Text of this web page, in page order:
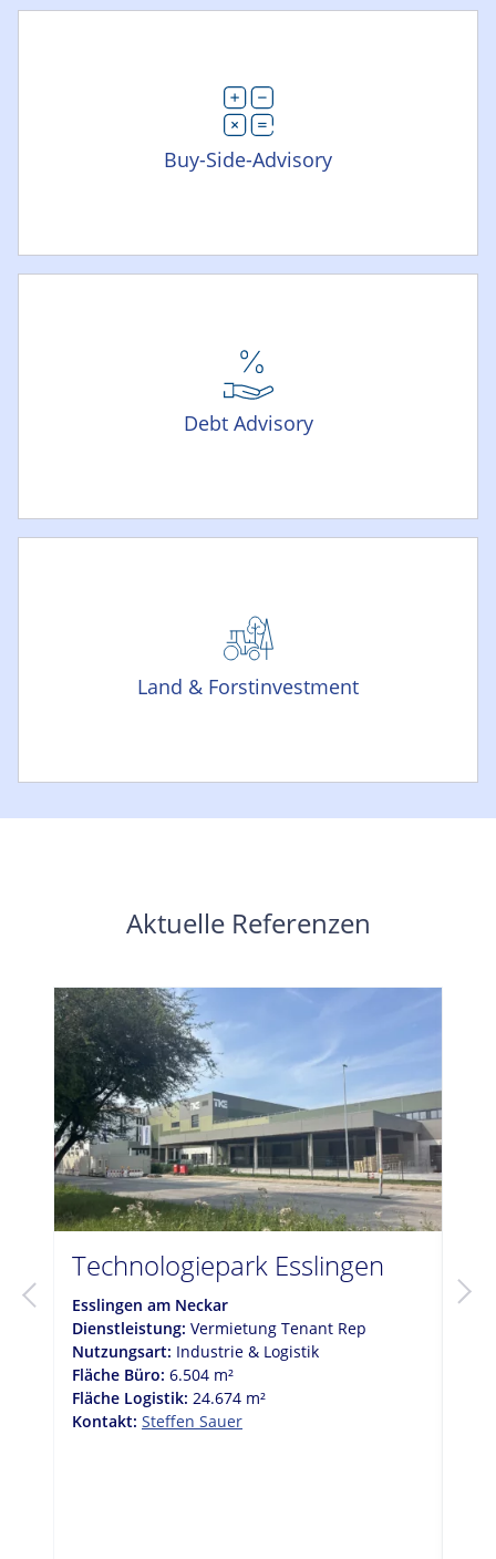
Buy-Side-Advisory
Debt Advisory
Land & Forstinvestment
Aktuelle Referenzen
Technologiepark Esslingen
Esslingen am Neckar
Dienstleistung: Vermietung Tenant Rep
Nutzungsart: Industrie & Logistik
Fläche Büro: 6.504 m²
Fläche Logistik: 24.674 m²
Kontakt: Steffen Sauer